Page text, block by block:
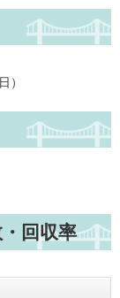
）
・回収率